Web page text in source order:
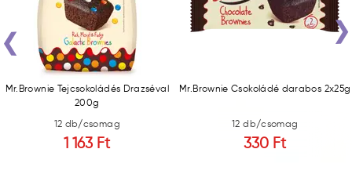
Mr.Brownie Tejcsokoládés Drazséval
200g
12 db/csomag
1 163 Ft
Mr.Brownie Csokoládé darabos 2x25g
12 db/csomag
330 Ft
‹ ›